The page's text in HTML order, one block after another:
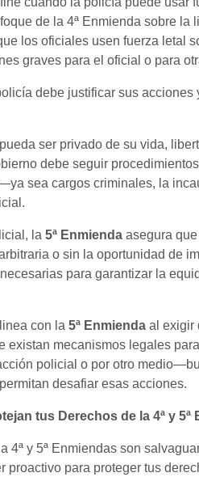
de la 4ª Enmienda sobre la
los oficiales usen fuerza letal
graves para el oficial o para
debe justificar sus acciones
ser privado de su vida,
debe seguir
sea cargos criminales, la
la 5ª Enmienda asegura
o sin la oportunidad de
para garantizar la
con la 5ª Enmienda al exigir
existan mecanismos legales
policial o por otro
desafiar esas acciones.
tus Derechos de la 4ª y 5ª
4ª y 5ª Enmiendas son
proactivo para proteger tus